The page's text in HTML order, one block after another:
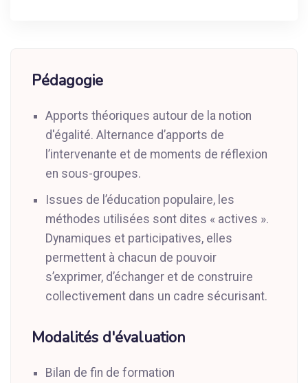
Pédagogie
Apports théoriques autour de la notion
d'égalité. Alternance d’apports de
l’intervenante et de moments de réflexion
en sous-groupes.
Issues de l’éducation populaire, les
méthodes utilisées sont dites « actives ».
Dynamiques et participatives, elles
permettent à chacun de pouvoir
s’exprimer, d’échanger et de construire
collectivement dans un cadre sécurisant.
Modalités d'évaluation
Bilan de fin de formation